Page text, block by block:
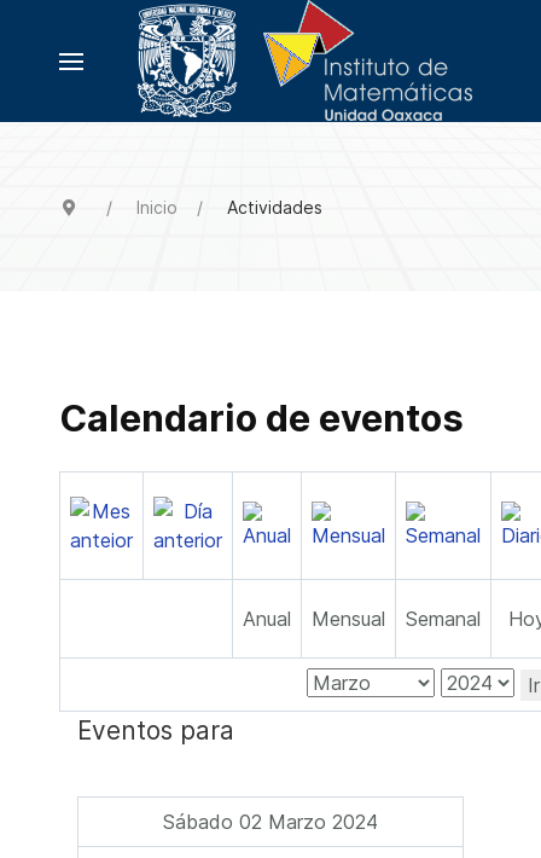
Inicio Actividades
Calendario de eventos
Anual Mensual Semanal
Eventos para
Sábado 02 Marzo 2024